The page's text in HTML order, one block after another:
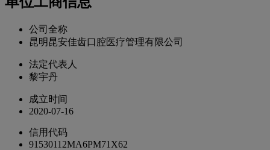
公司全称
昆明昆安佳齿口腔医疗管理有限公司
法定代表人
黎宇丹
成立时间
2020-07-16
信用代码
91530112MA6PM71X62